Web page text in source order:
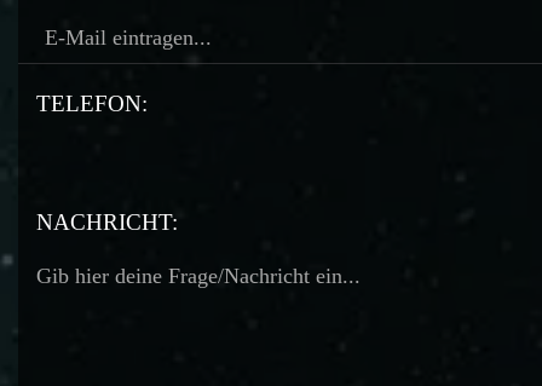
TELEFON:
TELEFON:
NACHRICHT: